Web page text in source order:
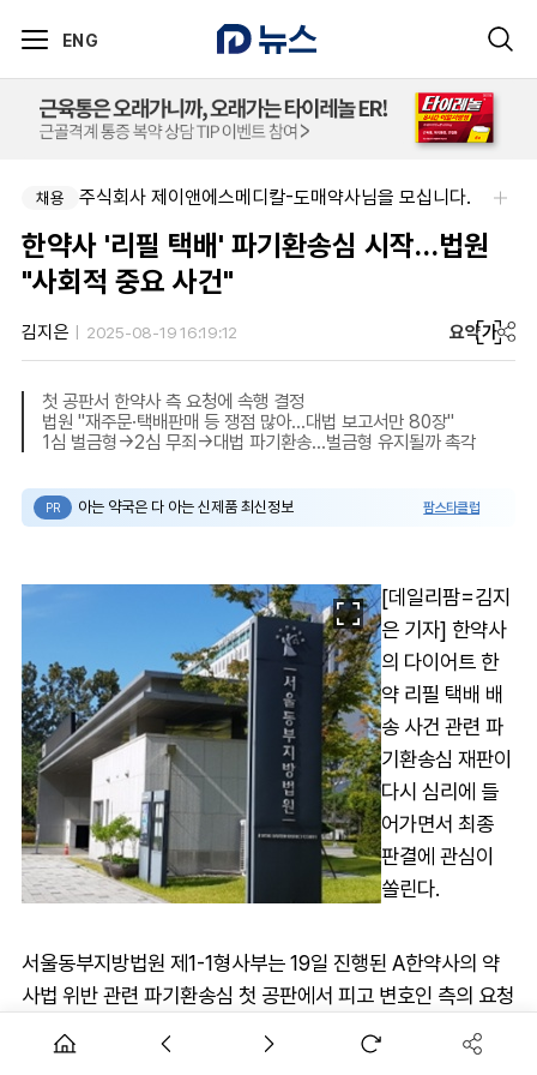
ENG
채용 주식회사 제이앤에스메디칼-도매약사님을 모십니다.
한약사 '리필 택배' 파기환송심 시작…법원
"사회적 중요 사건"
김지은 2025-08-19 16:19:12 요약가
첫 공판서 한약사 측 요청에 속행 결정
법원 "재주문·택배판매 등 쟁점 많아…대법 보고서만 80장"
1심 벌금형→2심 무죄→대법 파기환송…벌금형 유지될까 촉각
PR 아는 약국은 다 아는 신제품 최신정보 팜스타클럽
[데일리팜=김지
은 기자] 한약사
의 다이어트 한
약 리필 택배 배
송 사건 관련 파
기환송심 재판이
다시 심리에 들
어가면서 최종
판결에 관심이
쏠린다.
서울동부지방법원 제1-1형사부는 19일 진행된 A한약사의 약
사법 위반 관련 파기환송심 첫 공판에서 피고 변호인 측의 요청